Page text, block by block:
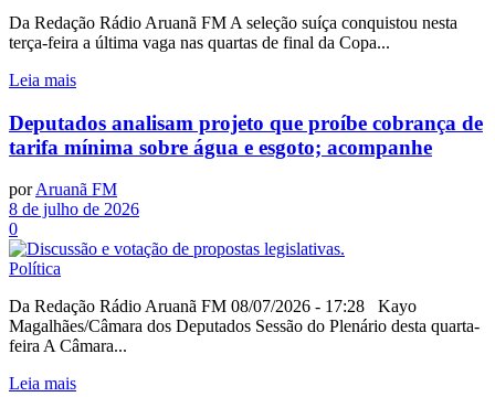
Da Redação Rádio Aruanã FM A seleção suíça conquistou nesta
terça-feira a última vaga nas quartas de final da Copa...
Leia mais
Deputados analisam projeto que proíbe cobrança de
tarifa mínima sobre água e esgoto; acompanhe
porAruanã FM
8 de julho de 2026
0
Política
Da Redação Rádio Aruanã FM 08/07/2026 - 17:28 Kayo
Magalhães/Câmara dos Deputados Sessão do Plenário desta quarta-
feira A Câmara...
Leia mais